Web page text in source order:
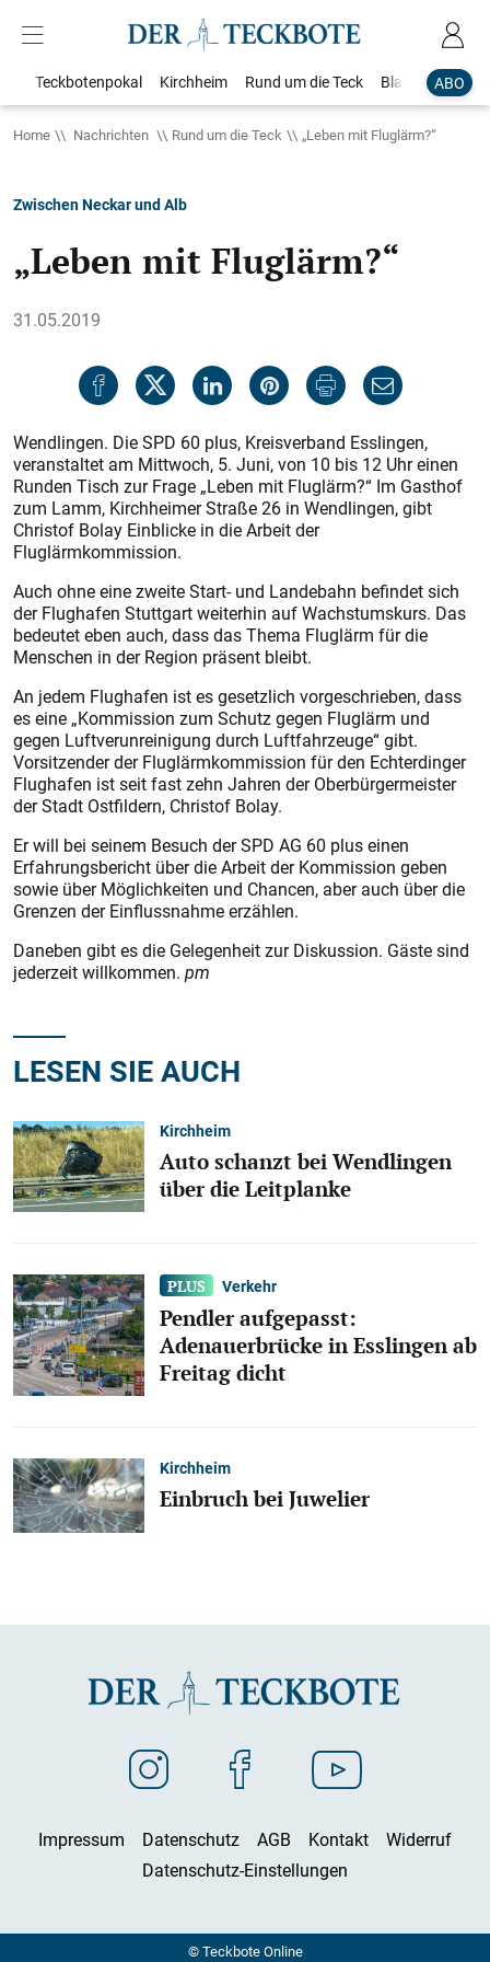
ABO
Teckbotenpokal Kirchheim Rund um die Teck Blaulicht
Home Nachrichten Rund um die Teck „Leben mit Fluglärm?“
Zwischen Neckar und Alb
„Leben mit Fluglärm?“
31.05.2019
Wendlingen. Die SPD 60 plus, Kreisverband Esslingen,
veranstaltet am Mittwoch, 5. Juni, von 10 bis 12 Uhr einen
Runden Tisch zur Frage „Leben mit Fluglärm?“ Im Gasthof
zum Lamm, Kirchheimer Straße 26 in Wendlingen, gibt
Christof Bolay Einblicke in die Arbeit der
Fluglärmkommission.
Auch ohne eine zweite Start- und Landebahn befindet sich
der Flughafen Stuttgart weiterhin auf Wachstumskurs. Das
bedeutet eben auch, dass das Thema Fluglärm für die
Menschen in der Region präsent bleibt.
An jedem Flughafen ist es gesetzlich vorgeschrieben, dass
es eine „Kommission zum Schutz gegen Fluglärm und
gegen Luftverunreinigung durch Luftfahrzeuge“ gibt.
Vorsitzender der Fluglärmkommission für den Echterdinger
Flughafen ist seit fast zehn Jahren der Oberbürgermeister
der Stadt Ostfildern, Christof Bolay.
Er will bei seinem Besuch der SPD AG 60 plus einen
Erfahrungsbericht über die Arbeit der Kommission geben
sowie über Möglichkeiten und Chancen, aber auch über die
Grenzen der Einflussnahme erzählen.
Daneben gibt es die Gelegenheit zur Diskussion. Gäste sind
jederzeit willkommen. pm
LESEN SIE AUCH
Kirchheim
Auto schanzt bei Wendlingen
über die Leitplanke
Verkehr
Pendler aufgepasst:
Adenauerbrücke in Esslingen ab
Freitag dicht
Kirchheim
Einbruch bei Juwelier
Impressum Datenschutz AGB Kontakt
Widerruf
Datenschutz-Einstellungen
© Teckbote Online